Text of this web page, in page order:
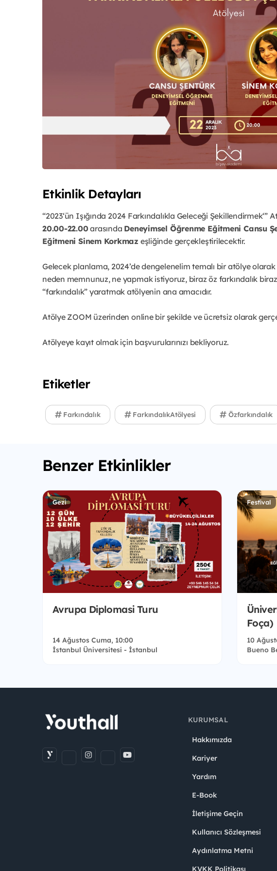
Etkinlik Detayları
“2023‘ün Işığında 2024 Farkındalıkla Geleceği Şekillendirmek‘”
20.00-22.00arasında Deneyimsel Öğrenme Eğitmeni Cansu
Eğitmeni Sinem Korkmaz eşliğinde gerçekleştirilecektir.
Gelecek planlama, 2024’de dengelenelim temalı bir atölye olarak
neden memnunuz, ne yapmak istiyoruz, biraz öz farkındalık
“farkındalık” yaratmak atölyenin ana amacıdır.
Atölye ZOOM üzerinden online bir şekilde ve ücretsiz olarak
Atölyeye kayıt olmak için başvurularınızı bekliyoruz.
Etiketler
Farkındalık FarkındalıkAtölyesi Özfarkındalık
Benzer Etkinlikler
Gezi
Avrupa Diplomasi Turu
14 Ağustos Cuma, 10:00
İstanbul Üniversitesi - İstanbul
Festival
Foça)
10
Bueno
KURUMSAL
Hakkımızda
Kariyer
Yardım
E-Book
İletişime Geçin
Kullanıcı Sözleşmesi
Aydınlatma Metni
KVKK Politikası